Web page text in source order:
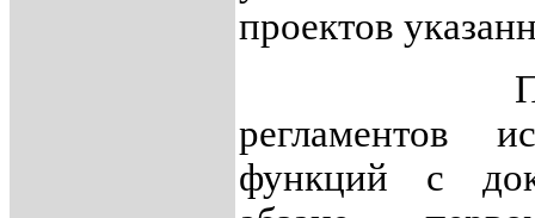
проектов
Проекты
регламентов
функций с